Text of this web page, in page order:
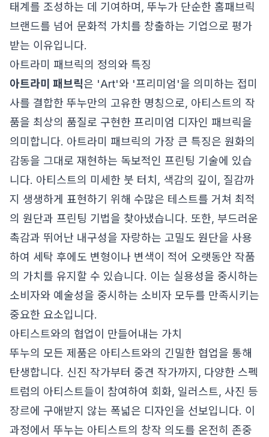
태계를 조성하는 데 기여하며, 뚜누가 단순한 홈패브릭
브랜드를 넘어 문화적 가치를 창출하는 기업으로 평가
받는 이유입니다.
아트라미 패브릭의 정의와 특징
아트라미 패브릭은 'Art'와 '프리미엄'을 의미하는 접미
사를 결합한 뚜누만의 고유한 명칭으로, 아티스트의 작
품을 최상의 품질로 구현한 프리미엄 디자인 패브릭을
의미합니다. 아트라미 패브릭의 가장 큰 특징은 원화의
감동을 그대로 재현하는 독보적인 프린팅 기술에 있습
니다. 아티스트의 미세한 붓 터치, 색감의 깊이, 질감까
지 생생하게 표현하기 위해 수많은 테스트를 거쳐 최적
의 원단과 프린팅 기법을 찾아냈습니다. 또한, 부드러운
촉감과 뛰어난 내구성을 자랑하는 고밀도 원단을 사용
하여 세탁 후에도 변형이나 변색이 적어 오랫동안 작품
의 가치를 유지할 수 있습니다. 이는 실용성을 중시하는
소비자와 예술성을 중시하는 소비자 모두를 만족시키는
중요한 요소입니다.
아티스트와의 협업이 만들어내는 가치
뚜누의 모든 제품은 아티스트와의 긴밀한 협업을 통해
탄생합니다. 신진 작가부터 중견 작가까지, 다양한 스펙
트럼의 아티스트들이 참여하여 회화, 일러스트, 사진 등
장르에 구애받지 않는 폭넓은 디자인을 선보입니다. 이
과정에서 뚜누는 아티스트의 창작 의도를 온전히 존중